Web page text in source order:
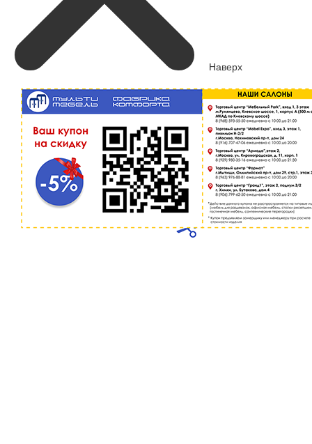
Наверх